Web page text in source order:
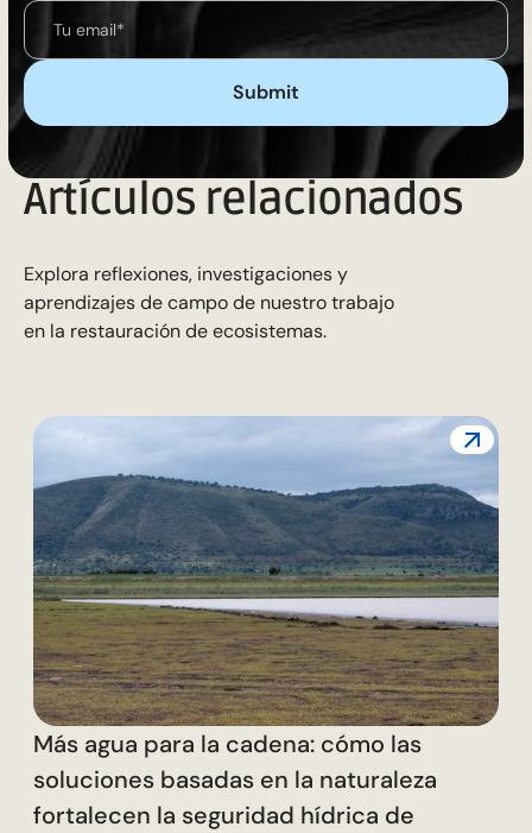
Artículos relacionados
Explora reflexiones, investigaciones y
aprendizajes de campo de nuestro trabajo
en la restauración de ecosistemas.
Más agua para la cadena: cómo las
soluciones basadas en la naturaleza
fortalecen la seguridad hídrica de